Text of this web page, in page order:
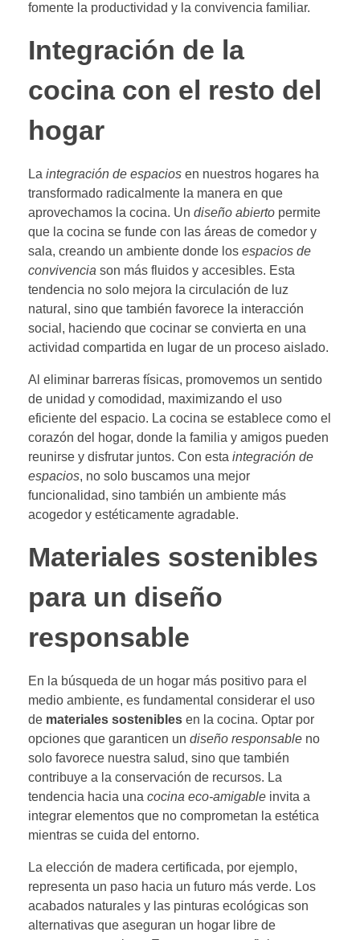
fomente la productividad y la convivencia familiar.
Integración de la
cocina con el resto del
hogar
La integración de espacios en nuestros hogares ha
transformado radicalmente la manera en que
aprovechamos la cocina. Un diseño abierto permite
que la cocina se funde con las áreas de comedor y
sala, creando un ambiente donde los espacios de
convivencia son más fluidos y accesibles. Esta
tendencia no solo mejora la circulación de luz
natural, sino que también favorece la interacción
social, haciendo que cocinar se convierta en una
actividad compartida en lugar de un proceso aislado.
Al eliminar barreras físicas, promovemos un sentido
de unidad y comodidad, maximizando el uso
eficiente del espacio. La cocina se establece como el
corazón del hogar, donde la familia y amigos pueden
reunirse y disfrutar juntos. Con esta integración de
espacios, no solo buscamos una mejor
funcionalidad, sino también un ambiente más
acogedor y estéticamente agradable.
Materiales sostenibles
para un diseño
responsable
En la búsqueda de un hogar más positivo para el
medio ambiente, es fundamental considerar el uso
de materiales sostenibles en la cocina. Optar por
opciones que garanticen un diseño responsable no
solo favorece nuestra salud, sino que también
contribuye a la conservación de recursos. La
tendencia hacia una cocina eco-amigable invita a
integrar elementos que no comprometan la estética
mientras se cuida del entorno.
La elección de madera certificada, por ejemplo,
representa un paso hacia un futuro más verde. Los
acabados naturales y las pinturas ecológicas son
alternativas que aseguran un hogar libre de